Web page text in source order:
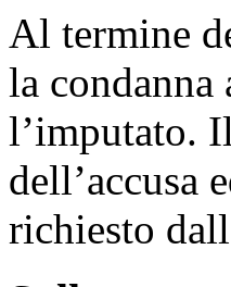
Al termine
la condanna
l’imputato.
dell’accusa
richiesto